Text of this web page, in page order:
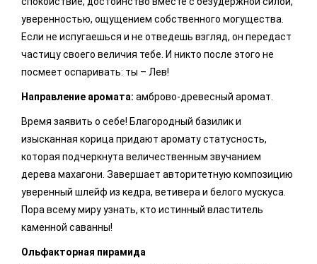
уверенностью, ощущением собственного могущества.
Если не испугаешься и не отведешь взгляд, он передаст
частицу своего величия тебе. И никто после этого не
посмеет оспаривать: ты – Лев!
Направление аромата: амброво-древесный аромат.
Время заявить о себе! Благородный базилик и
изысканная корица придают аромату статусность,
которая подчеркнута величественным звучанием
дерева махагони. Завершает авторитетную композицию
уверенный шлейф из кедра, ветивера и белого мускуса.
Пора всему миру узнать, кто истинный властитель
каменной саванны!
Ольфакторная пирамида